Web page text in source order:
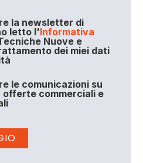
la newsletter di
letto l'Informativa
Nuove e
dei miei dati
le comunicazioni su
commerciali e